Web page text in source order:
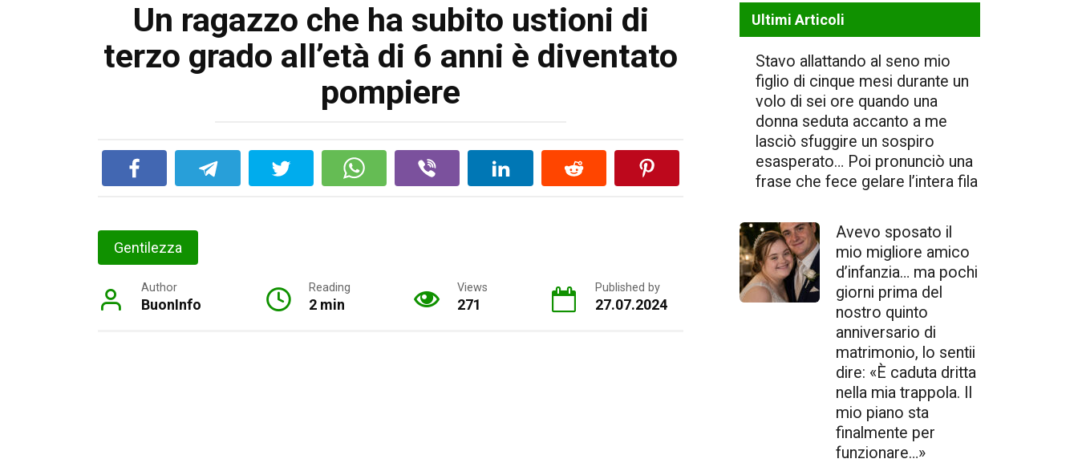
Un ragazzo che ha subito ustioni di
terzo grado all’età di 6 anni è diventato
pompiere
Gentilezza
Author
BuonInfo
Reading
2 min
Views
271
Published by
27.07.2024
Ultimi Articoli
Stavo allattando al seno mio
figlio di cinque mesi durante un
volo di sei ore quando una
donna seduta accanto a me
lasciò sfuggire un sospiro
esasperato… Poi pronunciò una
frase che fece gelare l’intera fila
Avevo sposato il
mio migliore amico
d’infanzia… ma pochi
giorni prima del
nostro quinto
anniversario di
matrimonio, lo sentii
dire: «È caduta dritta
nella mia trappola. Il
mio piano sta
finalmente per
funzionare…»